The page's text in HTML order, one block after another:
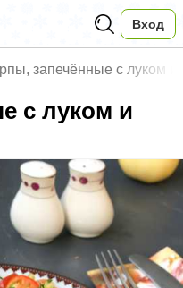
Вход
запечённые с луком и
с луком и